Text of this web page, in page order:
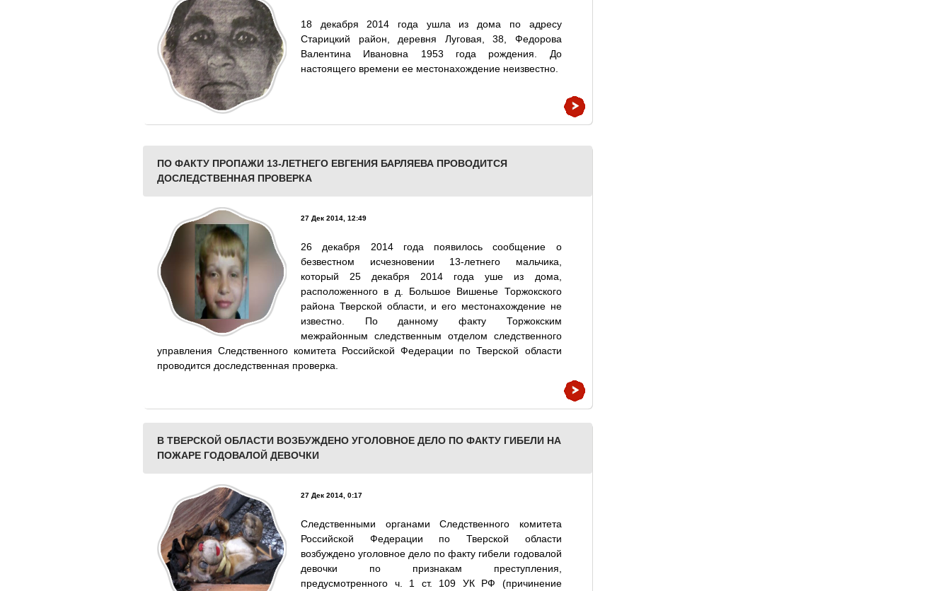
18 декабря 2014 года ушла из дома по адресу
Старицкий район, деревня Луговая, 38, Федорова
Валентина Ивановна 1953 года рождения. До
настоящего времени ее местонахождение неизвестно.
ПО ФАКТУ ПРОПАЖИ 13-ЛЕТНЕГО ЕВГЕНИЯ БАРЛЯЕВА ПРОВОДИТСЯ
ДОСЛЕДСТВЕННАЯ ПРОВЕРКА
27 Дек 2014, 12:49
26 декабря 2014 года появилось сообщение о
безвестном исчезновении 13-летнего мальчика,
который 25 декабря 2014 года уше из дома,
расположенного в д. Большое Вишенье Торжокского
района Тверской области, и его местонахождение не
известно. По данному факту Торжокским
межрайонным следственным отделом следственного
управления Следственного комитета Российской Федерации по Тверской области
проводится доследственная проверка.
В ТВЕРСКОЙ ОБЛАСТИ ВОЗБУЖДЕНО УГОЛОВНОЕ ДЕЛО ПО ФАКТУ ГИБЕЛИ НА
ПОЖАРЕ ГОДОВАЛОЙ ДЕВОЧКИ
27 Дек 2014, 0:17
Следственными органами Следственного комитета
Российской Федерации по Тверской области
возбуждено уголовное дело по факту гибели годовалой
девочки по признакам преступления,
предусмотренного ч. 1 ст. 109 УК РФ (причинение